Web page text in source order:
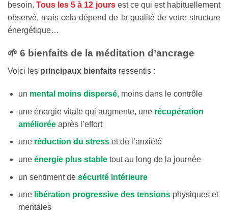
besoin.Tous les 5 à 12 jours est ce qui est habituellement
observé, mais cela dépend de la qualité de votre structure
énergétique…
🌱 6 bienfaits de la méditation d’ancrage
Voici les principaux bienfaits ressentis :
un mental moins dispersé,moins dans le contrôle
une énergie vitale qui augmente, une récupération
amélioréeaprès l’effort
une réduction du stress et de l’anxiété
une énergie plus stable tout au long de la journée
un sentiment de sécurité intérieure
une libération progressive des tensionsphysiques et
mentales